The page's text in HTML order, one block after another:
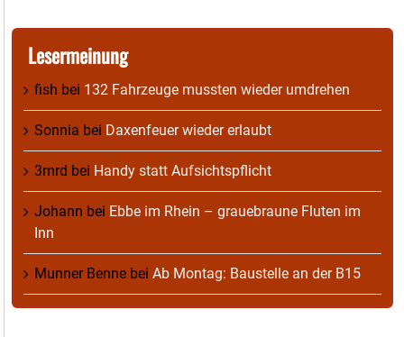
Lesermeinung
fish bei 132 Fahrzeuge mussten wieder umdrehen
Sonnia bei Daxenfeuer wieder erlaubt
3mrd bei Handy statt Aufsichtspflicht
Johann bei Ebbe im Rhein – grauebraune Fluten im
Inn
Munner Benne bei Ab Montag: Baustelle an der B15